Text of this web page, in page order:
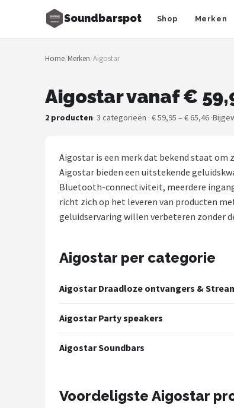
Soundbarspot Shop Merken
Zoeken
NAVIGATIE
Merken
Muziekstijlen
Samsung
Power Dynamics
Home/Merken/Aigostar
Aigostar vanaf €
2 producten· 3 categorieën · € 59,95 – € 65,46 ·
Aigostar is een merk dat bekend staat om
Aigostar bieden een uitstekende
Bluetooth-connectiviteit, meerdere
richt zich op het leveren van producten
geluidservaring willen verbeteren zonder
Aigostar per categorie
Aigostar Draadloze ontvangers &
Aigostar Party speakers
Aigostar Soundbars
Voordeligste Aigostar